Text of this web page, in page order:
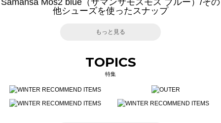
Samansa Mos2 blue（サマンサモスモス ブルー）/その
他シューズを使ったスナップ
もっと見る
TOPICS
特集